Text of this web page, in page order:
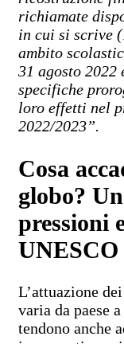
richiamate
in cui si scrive
ambito
31 agosto
specifiche
loro effetti nel
2022/2023”.
Cosa
globo?
pressioni
UNESCO
L’attuazione
varia da paese
tendono anche